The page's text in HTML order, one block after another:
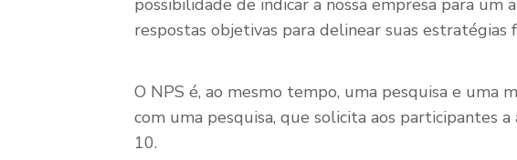
possibilidade de indicar a nossa empresa para um
respostas objetivas para delinear suas estratégias
O NPS é, ao mesmo tempo, uma pesquisa e uma
com uma pesquisa, que solicita aos participantes
10.